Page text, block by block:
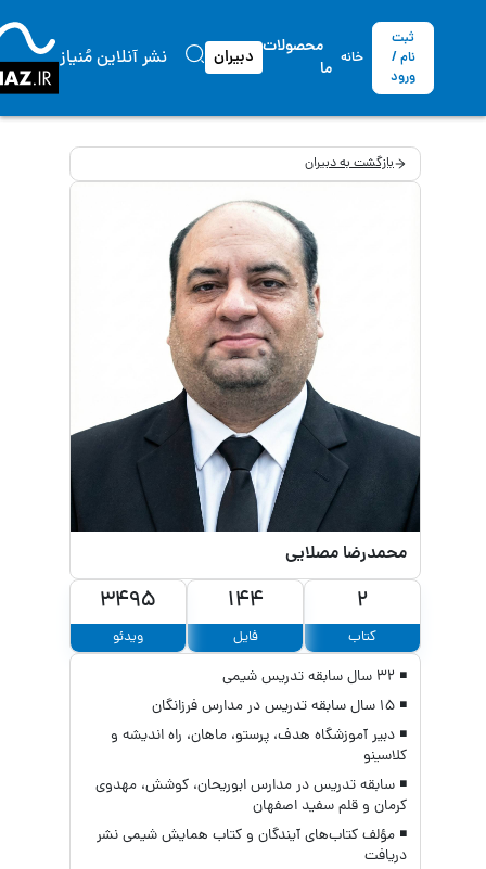
ثبت
نام /
ورود
خانه
محصولات
ما
دبیران نشر آنلاین مُنیاز
بازگشت به دبیران
محمدرضا مصلایی
2
کتاب
144
فایل
3495
ویدئو
◾ ۳۲ سال سابقه تدریس شیمی
◾ ۱۵ سال سابقه تدریس در مدارس فرزانگان
◾ دبیر آموزشگاه هدف، پرستو، ماهان، راه اندیشه و
کلاسینو
◾ سابقه تدریس در مدارس ابوریحان، کوشش، مهدوی
کرمان و قلم سفید اصفهان
◾ مؤلف کتاب‌های آیندگان و کتاب همایش شیمی نشر
دریافت